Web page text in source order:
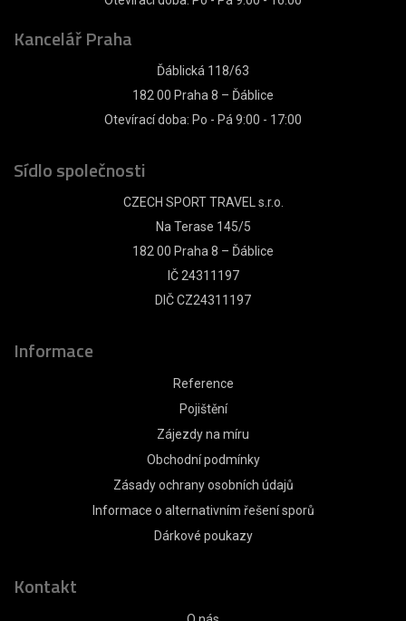
Kancelář Praha
Ďáblická 118/63
182 00 Praha 8 – Ďáblice
Otevírací doba: Po - Pá 9:00 - 17:00
Sídlo společnosti
CZECH SPORT TRAVEL s.r.o.
Na Terase 145/5
182 00 Praha 8 – Ďáblice
IČ 24311197
DIČ CZ24311197
Informace
Reference
Pojištění
Zájezdy na míru
Obchodní podmínky
Zásady ochrany osobních údajů
Informace o alternativním řešení sporů
Dárkové poukazy
Kontakt